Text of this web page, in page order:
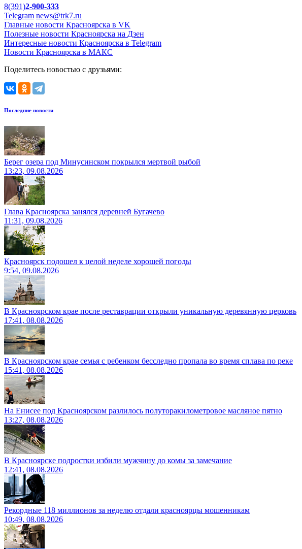
8(391)2-900-333
Telegram news@trk7.ru
Главные новости Красноярска в VK
Полезные новости Красноярска на Дзен
Интересные новости Красноярска в Telegram
Новости Красноярска в МАКС
Поделитесь новостью с друзьями:
Последние новости
Берег озера под Минусинском покрылся мертвой рыбой
13:23, 09.08.2026
Глава Красноярска занялся деревней Бугачево
11:31, 09.08.2026
Красноярск подошел к целой неделе хорошей погоды
9:54, 09.08.2026
В Красноярском крае после реставрации открыли уникальную деревянную церковь
17:41, 08.08.2026
В Красноярском крае семья с ребенком бесследно пропала во время сплава по реке
15:41, 08.08.2026
На Енисее под Красноярском разлилось полуторакилометровое масляное пятно
13:27, 08.08.2026
В Красноярске подростки избили мужчину до комы за замечание
12:41, 08.08.2026
Рекордные 118 миллионов за неделю отдали красноярцы мошенникам
10:49, 08.08.2026